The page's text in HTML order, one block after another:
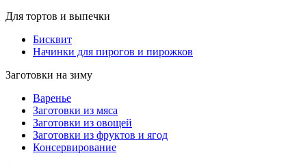
Для тортов и выпечки
Бисквит
Начинки для пирогов и пирожков
Заготовки на зиму
Варенье
Заготовки из мяса
Заготовки из овощей
Заготовки из фруктов и ягод
Консервирование